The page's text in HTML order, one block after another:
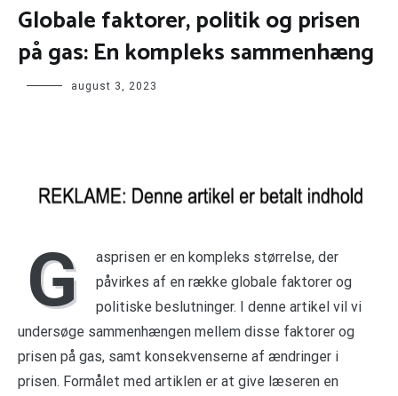
Globale faktorer, politik og prisen
på gas: En kompleks sammenhæng
august 3, 2023
G
asprisen er en kompleks størrelse, der
påvirkes af en række globale faktorer og
politiske beslutninger. I denne artikel vil vi
undersøge sammenhængen mellem disse faktorer og
prisen på gas, samt konsekvenserne af ændringer i
prisen. Formålet med artiklen er at give læseren en